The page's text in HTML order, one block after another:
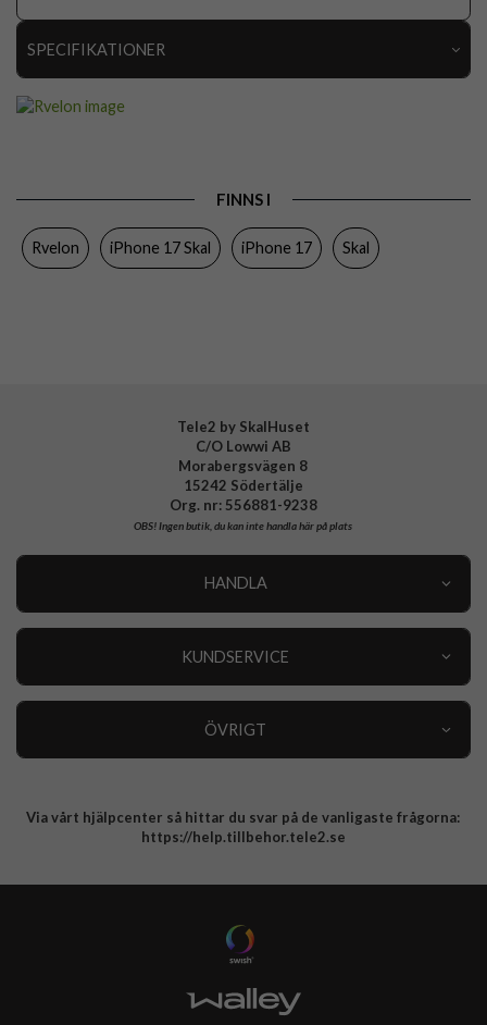
SPECIFIKATIONER
Färg
FINNS I
Rvelon iPhone 17 Skal iPhone 17 Skal
Tele2 by SkalHuset
C/O Lowwi AB
Morabergsvägen 8
15242 Södertälje
Org. nr: 556881-9238
OBS!Ingen butik, du kan inte handla här på plats
HANDLA
KUNDSERVICE
ÖVRIGT
Integritetspolicy
Via vårt hjälpcenter så hittar du svar på de vanligaste frågorna:
https://help.tillbehor.tele2.se